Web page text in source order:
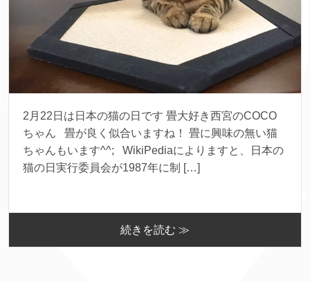
2月22日は日本の猫の日です 畳大好き西宮のCOCO
ちゃん 畳が良く似合いますね！ 畳に興味の無い猫
ちゃんもいます^^; WikiPediaによりますと、日本の
猫の日実行委員会が1987年に制 […]
続きを読む ≫